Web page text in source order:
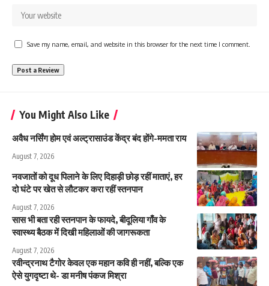
Save my name, email, and website in this browser for the next time I comment.
You Might Also Like
अवैध नर्सिंग होम एवं अल्ट्रासाउंड केंद्र बंद होंगे-ममता राय
August 7, 2026
नवजातों को दूध पिलाने के लिए दिहाड़ी छोड़ रहीं माताएं, हर
दो घंटे पर खेत से लौटकर करा रहीं स्तनपान
August 7, 2026
सास भी बता रही स्तनपान के फायदे, बीदूलिया गाँव के
स्वास्थ्य बैठक में दिखी महिलाओं की जागरूकता
August 7, 2026
रवीन्द्रनाथ टैगोर केवल एक महान कवि ही नहीं, बल्कि एक
ऐसे युगदृष्टा थे- डा मनीष पंकज मिश्रा